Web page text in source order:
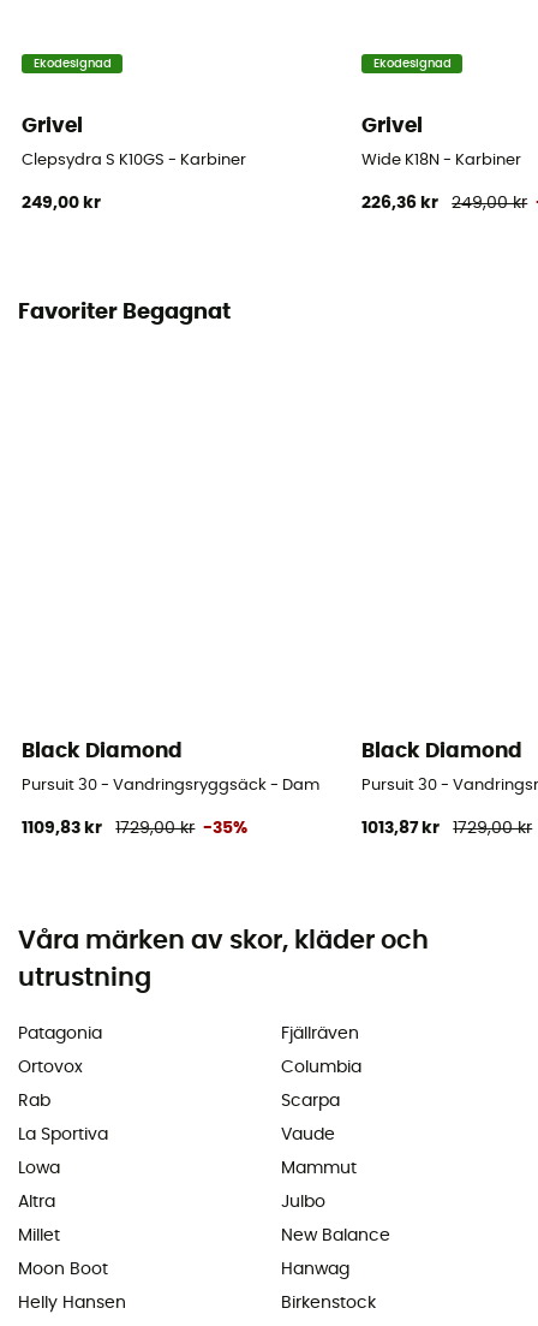
Ekodesignad
Grivel
Clepsydra S K10GS - Karbiner
249,00 kr
Ekodesignad
Grivel
Wide K18N - Karbiner
226,36 kr 249,00 kr
Favoriter Begagnat
Black Diamond
Pursuit 30 - Vandringsryggsäck - Dam
1109,83 kr 1729,00 kr -35%
Black Diamond
Pursuit 30 -
1013,87 kr 1729,00 kr
Våra märken av skor, kläder och
utrustning
Patagonia
Ortovox
Rab
La Sportiva
Lowa
Altra
Millet
Moon Boot
Helly Hansen
Fjällräven
Columbia
Scarpa
Vaude
Mammut
Julbo
New Balance
Hanwag
Birkenstock